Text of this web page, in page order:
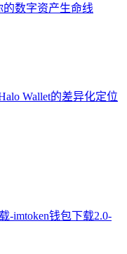
的数字资产生命线
Wallet的差异化定位
-imtoken钱包下载2.0-